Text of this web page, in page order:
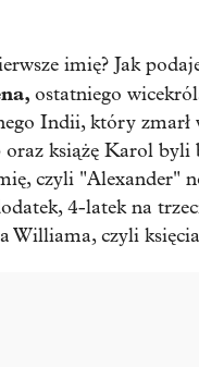
imię? Jak
ostatniego
Indii, który
książę Karol
czyli "Alexander"
4-latek na
Williama, czyli